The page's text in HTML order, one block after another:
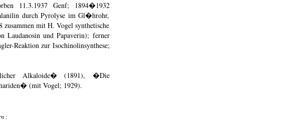
11.3.1937 Genf; 1894�1932
durch Pyrolyse im Gl�hrohr,
mit H. Vogel synthetische
Laudanosin und Papaverin); ferner
Reaktion zur Isochinolinsynthese;
Alkaloide� (1891), �Die
(mit Vogel; 1929).
: